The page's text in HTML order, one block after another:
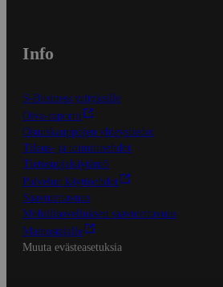
Info
S-Business yrityksille
Oiva-raportit
Osuuskauppojen yhteystiedot
Tilaus- ja toimitusehdot
Tietosuojakäytäntö
Palvelun käyttöehdot
Saavutettavuus
Mobiilisovelluksen saavutettavuus
Mainostajalle
Muuta evästeasetuksia